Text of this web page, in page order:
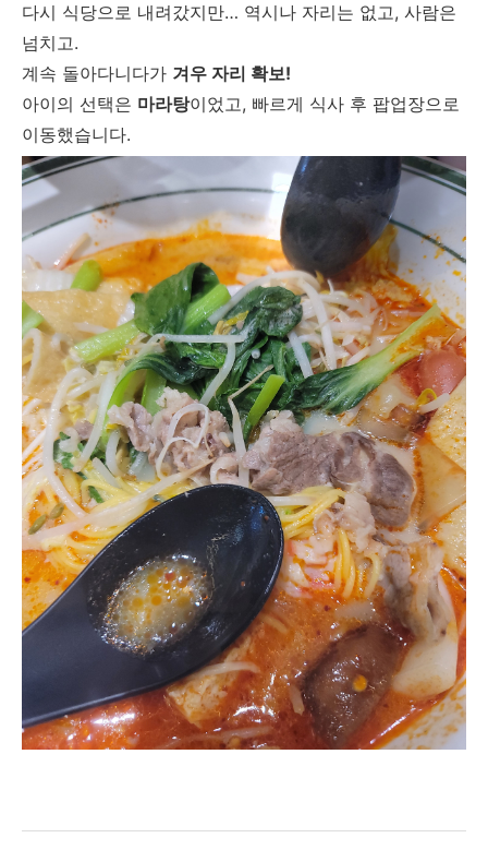
다시 식당으로 내려갔지만… 역시나 자리는 없고, 사람은
넘치고.
계속 돌아다니다가 겨우 자리 확보!
아이의 선택은 마라탕이었고, 빠르게 식사 후 팝업장으로
이동했습니다.